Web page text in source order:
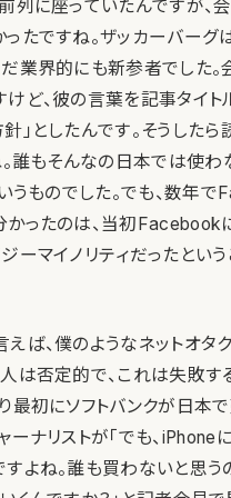
列に座っていたんですが、
たですね。ザッカーバーグ
業界的にも新参者でした
ど、彼の言葉を記事タイト
」としたんです。そうした
。誰もそんなの日本では使わ
うものでした。でも、数年
かったのは、当初Facebook
ーマイノリティだったとい
ば、僕のようなネットオタ
は否定的で、これは失敗す
最初にソフトバンクが日本
ーナリストが「でも、iPhone
よね。誰も買わないと思う